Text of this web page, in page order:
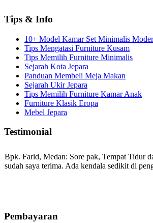
Tips & Info
10+ Model Kamar Set Minimalis
Tips Mengatasi Furniture Kusam
Tips Memilih Furniture Minimalis
Sejarah Kota Jepara
Panduan Membeli Meja Makan
Sejarah Ukir Jepara
Tips Memilih Furniture Kamar Anak
Furniture Klasik Eropa
Mebel Jepara
Testimonial
Bpk. Farid, Medan: Sore pak, Tempat Tidur
sudah saya terima. Ada kendala sedikit di
bale2 dan kursi teras saya sudah saya terima
Pembayaran